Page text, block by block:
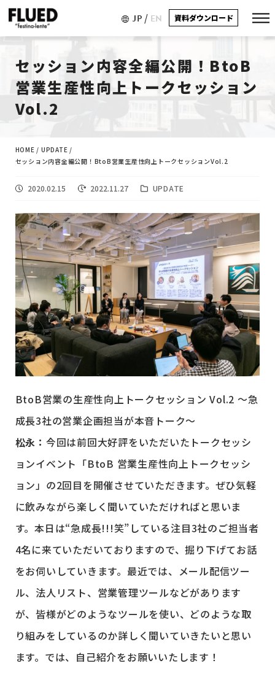
JP / EN 資料ダウンロード
セッション内容全編公開！BtoB
営業生産性向上トークセッション
Vol.2
HOME / UPDATE /
セッション内容全編公開！BtoB営業生産性向上トークセッションVol.2
2020.02.15 2022.11.27 UPDATE
BtoB営業の生産性向上トークセッション Vol.2 ～急
成長3社の営業企画担当が本音トーク～
松永： 今回は前回大好評をいただいたトークセッシ
ョンイベント「BtoB 営業生産性向上トークセッシ
ョン」の2回目を開催させていただきます。ぜひ気軽
に飲みながら楽しく聞いていただければと思いま
す。本日は“急成長!!!笑”している注目3社のご担当者
4名に来ていただいておりますので、掘り下げてお話
をお伺いしていきます。最近では、メール配信ツー
ル、法人リスト、営業管理ツールなどがあります
が、皆様がどのようなツールを使い、どのような取
り組みをしているのか詳しく聞いていきたいと思い
ます。では、自己紹介をお願いいたします！